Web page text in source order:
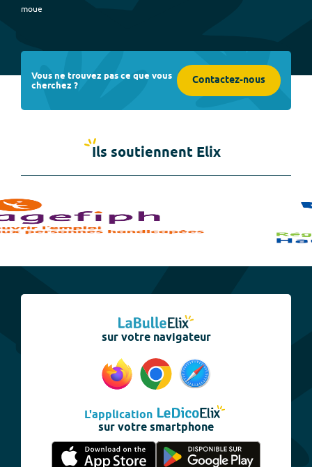
moue
Vous ne trouvez pas ce que vous
cherchez ? Contactez-nous
Ils soutiennent Elix
sur votre navigateur
L'application
sur votre smartphone